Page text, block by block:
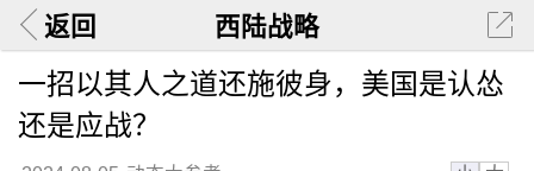
返回 西陆战略
一招以其人之道还施彼身，美国是认怂
还是应战？